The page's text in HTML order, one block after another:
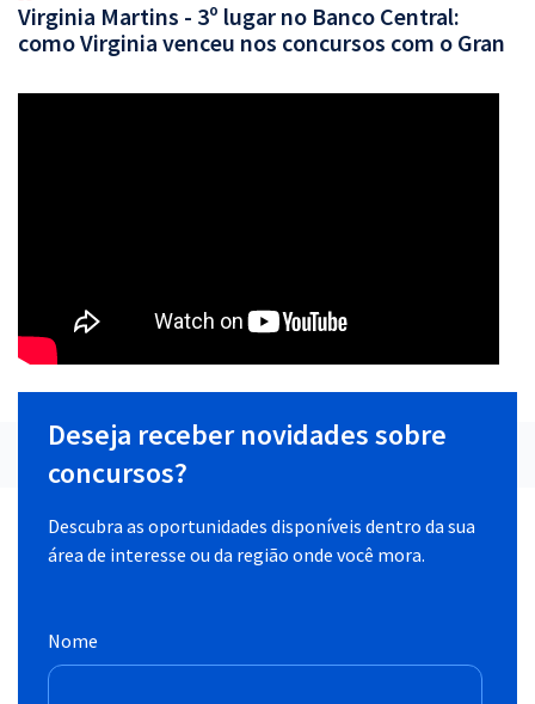
Virginia Martins - 3º lugar no Banco Central:
como Virginia venceu nos concursos com o Gran
Deseja receber novidades sobre
concursos?
Descubra as oportunidades disponíveis dentro da sua
área de interesse ou da região onde você mora.
Nome